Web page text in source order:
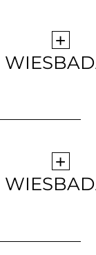
+
+